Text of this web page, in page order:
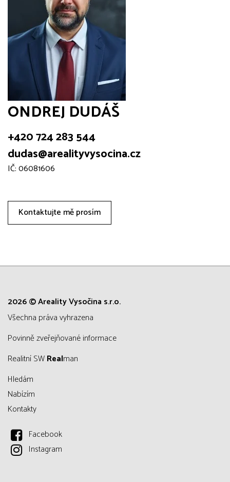
ONDREJ DUDÁŠ
+420 724 283 544
dudas@arealityvysocina.cz
IČ: 06081606
Kontaktujte mě prosím
2026 © Areality Vysočina s.r.o.
všechna práva vyhrazena
Povinně zveřejňované informace
Realitní SWRealman
Hledám
Nabízím
Kontakty
Facebook
Instagram